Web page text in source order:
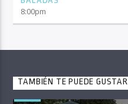
8:00pm
TAMBIÉN TE PUEDE GUSTAR